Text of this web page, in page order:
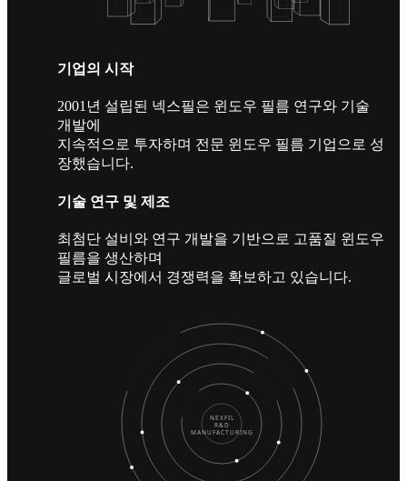
기업의 시작
2001년 설립된 넥스필은 윈도우 필름 연구와 기술
개발에
지속적으로 투자하며 전문 윈도우 필름 기업으로 성
장했습니다.
기술 연구 및 제조
최첨단 설비와 연구 개발을 기반으로 고품질 윈도우
필름을 생산하며
글로벌 시장에서 경쟁력을 확보하고 있습니다.
NEXFIL
R&D
MANUFACTURING